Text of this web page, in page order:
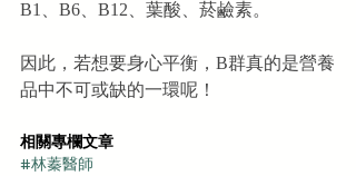
B1、B6、B12、葉酸、菸鹼素。
因此，若想要身心平衡，B群真的是營養
品中不可或缺的一環呢！
相關專欄文章
#林蓁醫師